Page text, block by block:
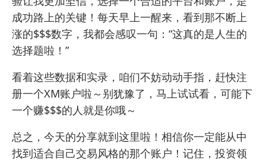
成功路上的关键！每天早上一醒来，看到那不断上
涨的$$$数字，我都会感叹一句：“这真的是人生的
选择题啦！”
看着这些数据和实录，咱们不妨动动手指，赶快注
册一个XM账户啦～别犹豫了，马上试试看，可能下
一个赚$$$的人就是你哦～
总之，今天的分享就到这里啦！相信你一定能从中
找到适合自己交易风格的那个账户！记住，投资领